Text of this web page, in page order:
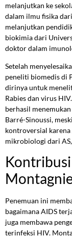
melanjutkan ke
dalam ilmu fisika
melanjutkan
biokimia dari
doktor dalam
Setelah
peneliti biomedis di
dirinya untuk
Rabies dan virus
berhasil
Barré-Sinoussi,
kontroversial
mikrobiologi dari
Penemuan ini
bagaimana AIDS
juga membawa
terinfeksi HIV.